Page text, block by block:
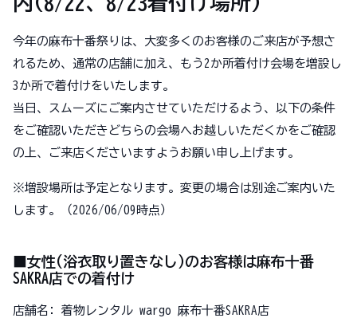
今年の麻布十番祭りは、大変多くのお客様のご来店が予想さ
れるため、通常の店舗に加え、もう2か所着付け会場を増設し
3か所で着付けをいたします。
当日、スムーズにご案内させていただけるよう、以下の条件
をご確認いただきどちらの会場へお越しいただくかをご確認
の上、ご来店くださいますようお願い申し上げます。
※増設場所は予定となります。変更の場合は別途ご案内いた
します。（2026/06/09時点）
■女性(浴衣取り置きなし)のお客様は麻布十番
SAKRA店での着付け
店舗名: 着物レンタル wargo 麻布十番SAKRA店